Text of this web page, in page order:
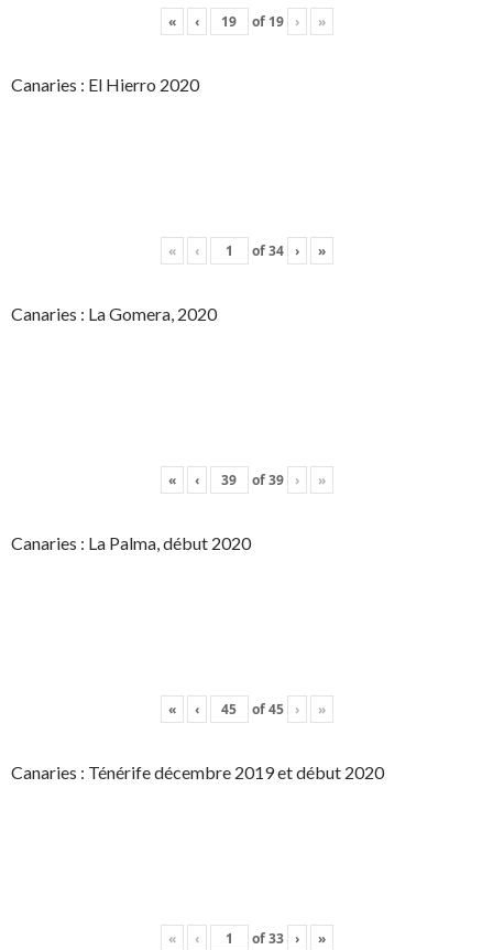
« ‹ of 19 › »
Canaries : El Hierro 2020
« ‹ of34 › »
Canaries : La Gomera, 2020
« ‹ of39 › »
Canaries : La Palma, début 2020
« ‹ of45 › »
Canaries : Ténérife décembre 2019 et début 2020
« ‹ of33 › »